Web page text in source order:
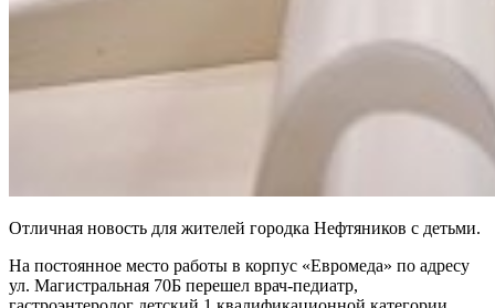
Отличная новость для жителей городка Нефтяников с детьми.
На постоянное место работы в корпус «Евромеда» по адресу
ул. Магистральная 70Б перешел врач-педиатр,